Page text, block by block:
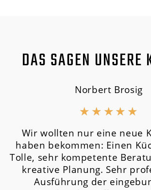
DAS SAGEN UNSERE
Norbert Brosig
★ ★ ★ ★ ★
Wir wollten nur eine neue
haben bekommen: Einen
Tolle, sehr kompetente
kreative Planung. Sehr
Ausführung der